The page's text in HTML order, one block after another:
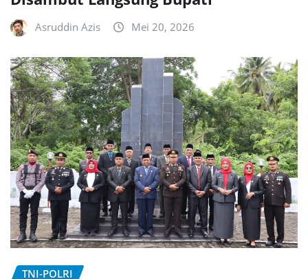
Asruddin Azis Mei 20, 2026
TNI-POLRI